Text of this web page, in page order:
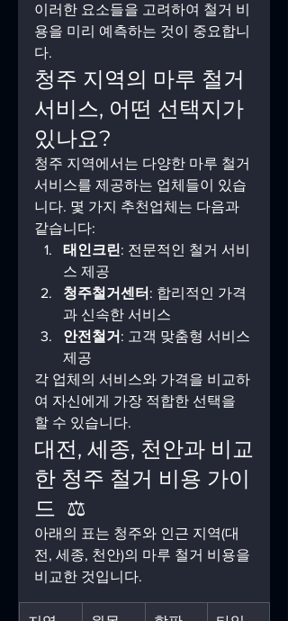
이러한 요소들을 고려하여 철거 비
용을 미리 예측하는 것이 중요합니
다.
청주 지역의 마루 철거
서비스, 어떤 선택지가
있나요?
청주 지역에서는 다양한 마루 철거
서비스를 제공하는 업체들이 있습
니다. 몇 가지 추천업체는 다음과
같습니다:
태인크린: 전문적인 철거 서비
스 제공
청주철거센터 : 합리적인 가격
과 신속한 서비스
안전철거 : 고객 맞춤형 서비스
제공
각 업체의 서비스와 가격을 비교하
여 자신에게 가장 적합한 선택을
할 수 있습니다.
대전, 세종, 천안과 비교
한 청주 철거 비용 가이
드  ⚖️
아래의 표는 청주와 인근 지역(대
전, 세종, 천안)의 마루 철거 비용을
비교한 것입니다.